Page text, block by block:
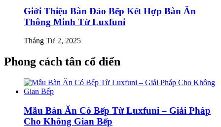
Giới Thiệu Bàn Đảo Bếp Kết Hợp Bàn Ăn
Thông Minh Từ Luxfuni
Tháng Tư 2, 2025
Phong cách tân cổ điển
Mẫu Bàn Ăn Có Bếp Từ Luxfuni – Giải Pháp
Cho Không Gian Bếp